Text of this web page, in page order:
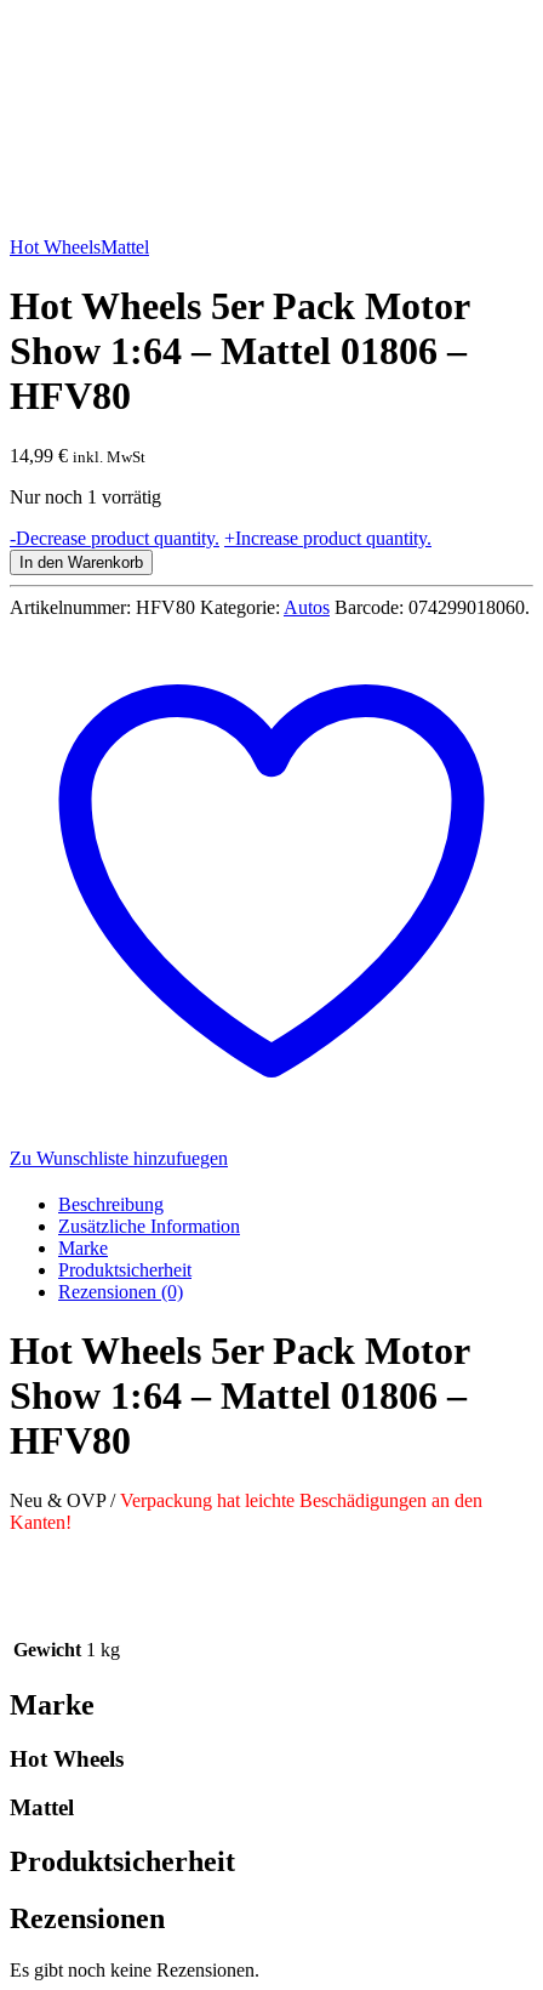
Hot WheelsMattel
Hot Wheels 5er Pack Motor
Show 1:64 – Mattel 01806 –
HFV80
14,99 € inkl. MwSt
Nur noch 1 vorrätig
-Decrease product quantity. Hot
5er
Pack
Motor
-
Mattel
01806
HFV80
+Increase product quantity.
In den Warenkorb
Artikelnummer: HFV80 Kategorie: Autos Barcode: 074299018060.
Zu Wunschliste hinzufuegen
Beschreibung
Zusätzliche Information
Marke
Produktsicherheit
Rezensionen (0)
Hot Wheels 5er Pack Motor
Show 1:64 – Mattel 01806 –
HFV80
Neu & OVP /Verpackung hat leichte Beschädigungen an den
Kanten!
Gewicht 1 kg
Marke
Hot Wheels
Mattel
Produktsicherheit
Rezensionen
Es gibt noch keine Rezensionen.